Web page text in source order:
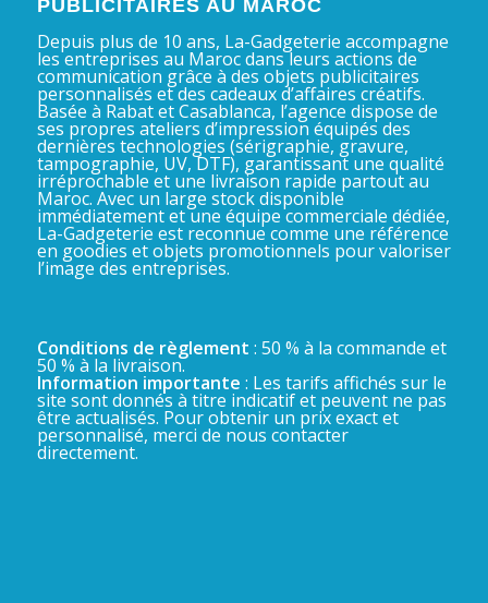
PUBLICITAIRES AU MAROC
Depuis plus de 10 ans, La-Gadgeterie accompagne
les entreprises au Maroc dans leurs actions de
communication grâce à des objets publicitaires
personnalisés et des cadeaux d’affaires créatifs.
Basée à Rabat et Casablanca, l’agence dispose de
ses propres ateliers d’impression équipés des
dernières technologies (sérigraphie, gravure,
tampographie, UV, DTF), garantissant une qualité
irréprochable et une livraison rapide partout au
Maroc. Avec un large stock disponible
immédiatement et une équipe commerciale dédiée,
La-Gadgeterie est reconnue comme une référence
en goodies et objets promotionnels pour valoriser
l’image des entreprises.
Conditions de règlement : 50 % à la commande et
50 % à la livraison.
Information importante : Les tarifs affichés sur le
site sont donnés à titre indicatif et peuvent ne pas
être actualisés. Pour obtenir un prix exact et
personnalisé, merci de nous contacter
directement.